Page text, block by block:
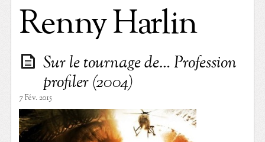
Renny Harlin
Sur le tournage de… Profession
profiler (2004)
7 Fév. 2015